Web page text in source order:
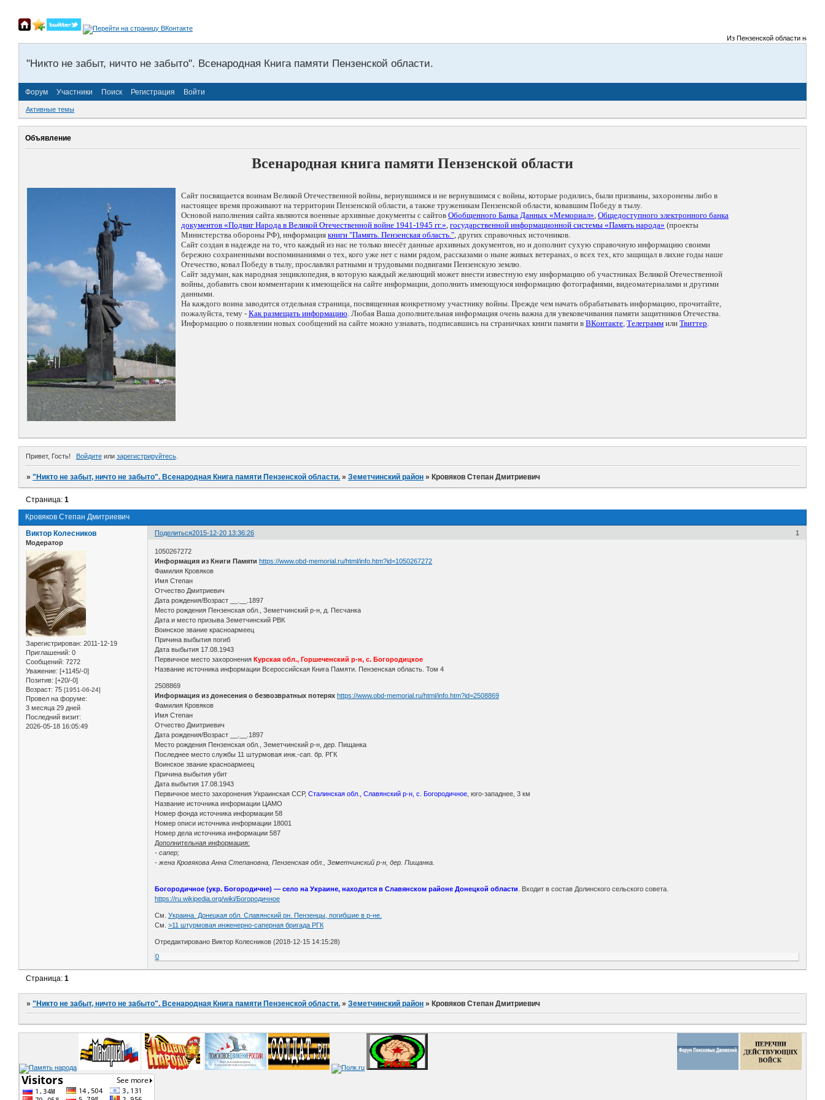
Из Пензенской области на
"Никто не забыт, ничто не забыто". Всенародная Книга памяти Пензенской области.
Форум Участники Поиск Регистрация Войти
Активные темы
Объявление
Всенародная книга памяти Пензенской области
Сайт посвящается воинам Великой Отечественной войны, вернувшимся и не вернувшимся с войны, которые родились, были призваны, захоронены либо в
настоящее время проживают на территории Пензенской области, а также труженикам Пензенской области, ковавшим Победу в тылу.
Основой наполнения сайта являются военные архивные документы с сайтов Обобщенного Банка Данных «Мемориал», Общедоступного электронного банка
документов «Подвиг Народа в Великой Отечественной войне 1941-1945 гг.», государственной информационной системы «Память народа» (проекты
Министерства обороны РФ), информация книги "Память. Пензенская область.", других справочных источников.
Сайт создан в надежде на то, что каждый из нас не только внесёт данные архивных документов, но и дополнит сухую справочную информацию своими
бережно сохраненными воспоминаниями о тех, кого уже нет с нами рядом, рассказами о ныне живых ветеранах, о всех тех, кто защищал в лихие годы наше
Отечество, ковал Победу в тылу, прославлял ратными и трудовыми подвигами Пензенскую землю.
Сайт задуман, как народная энциклопедия, в которую каждый желающий может внести известную ему информацию об участниках Великой Отечественной
войны, добавить свои комментарии к имеющейся на сайте информации, дополнить имеющуюся информацию фотографиями, видеоматериалами и другими
данными.
На каждого воина заводится отдельная страница, посвященная конкретному участнику войны. Прежде чем начать обрабатывать информацию, прочитайте,
пожалуйста, тему - Как размещать информацию. Любая Ваша дополнительная информация очень важна для увековечивания памяти защитников Отечества.
Информацию о появлении новых сообщений на сайте можно узнавать, подписавшись на страничках книги памяти в ВКонтакте, Телеграмм или Твиттер.
Привет, Гость! Войдитеили зарегистрируйтесь.
»"Никто не забыт, ничто не забыто". Всенародная Книга памяти Пензенской области. »Земетчинский район » Кровяков Степан Дмитриевич
Кровяков Степан Дмитриевич
Страница:1
Поделиться 1
2015-12-20 13:36:26
Виктор Колесников
Модератор
Зарегистрирован: 2011-12-19
Приглашений: 0
Сообщений: 7272
Уважение: [+1145/-0]
Позитив: [+20/-0]
Возраст: 75 [1951-06-24]
Провел на форуме:
3 месяца 29 дней
Последний визит:
2026-05-18 16:05:49
1050267272
Информация из Книги Памяти https://www.obd-memorial.ru/html/info.htm?id=1050267272
Фамилия Кровяков
Имя Степан
Отчество Дмитриевич
Дата рождения/Возраст __.__.1897
Место рождения Пензенская обл., Земетчинский р-н, д. Песчанка
Дата и место призыва Земетчинский РВК
Воинское звание красноармеец
Причина выбытия погиб
Дата выбытия 17.08.1943
Первичное место захороненияКурская обл., Горшеченский р-н, с. Богородицкое
Название источника информации Всероссийская Книга Памяти. Пензенская область. Том 4
2508869
Информация из донесения о безвозвратных потерях https://www.obd-memorial.ru/html/info.htm?id=2508869
Фамилия Кровяков
Имя Степан
Отчество Дмитриевич
Дата рождения/Возраст __.__.1897
Место рождения Пензенская обл., Земетчинский р-н, дер. Пищанка
Последнее место службы 11 штурмовая инж.-сап. бр. РГК
Воинское звание красноармеец
Причина выбытия убит
Дата выбытия 17.08.1943
Первичное место захоронения Украинская ССР, Сталинская обл., Славянский р-н, с. Богородичное , юго-западнее, 3 км
Название источника информации ЦАМО
Номер фонда источника информации 58
Номер описи источника информации 18001
Номер дела источника информации 587
Дополнительная информация:
- сапер;
- жена Кровякова Анна Степановна, Пензенская обл., Земетчинский р-н, дер. Пищанка.
Богородичное (укр. Богородичне) — село на Украине, находится в Славянском районе Донецкой области . Входит в состав Долинского сельского совета.
https://ru.wikipedia.org/wiki/Богородичное
См.Украина. Донецкая обл. Славянский рн. Пензенцы, погибшие в р-не.
См.>11 штурмовая инженерно-саперная бригада РГК
Отредактировано Виктор Колесников (2018-12-15 14:15:28)
0
Страница:1
»"Никто не забыт, ничто не забыто". Всенародная Книга памяти Пензенской области. »Земетчинский район » Кровяков Степан Дмитриевич